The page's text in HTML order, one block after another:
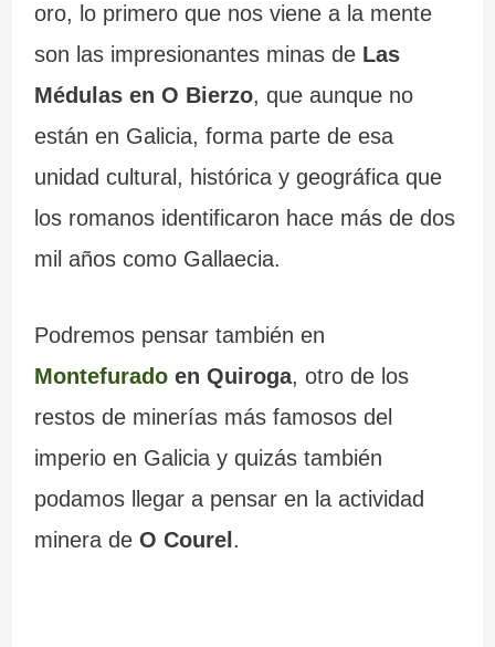
oro, lo primero que nos viene a la mente
son las impresionantes minas deLas
Médulas en O Bierzo, que aunque no
están en Galicia, forma parte de esa
unidad cultural, histórica y geográfica que
los romanos identificaron hace más de dos
mil años como Gallaecia.
Podremos pensar también en
Montefuradoen Quiroga, otro de los
restos de minerías más famosos del
imperio en Galicia y quizás también
podamos llegar a pensar en la actividad
minera deO Courel .